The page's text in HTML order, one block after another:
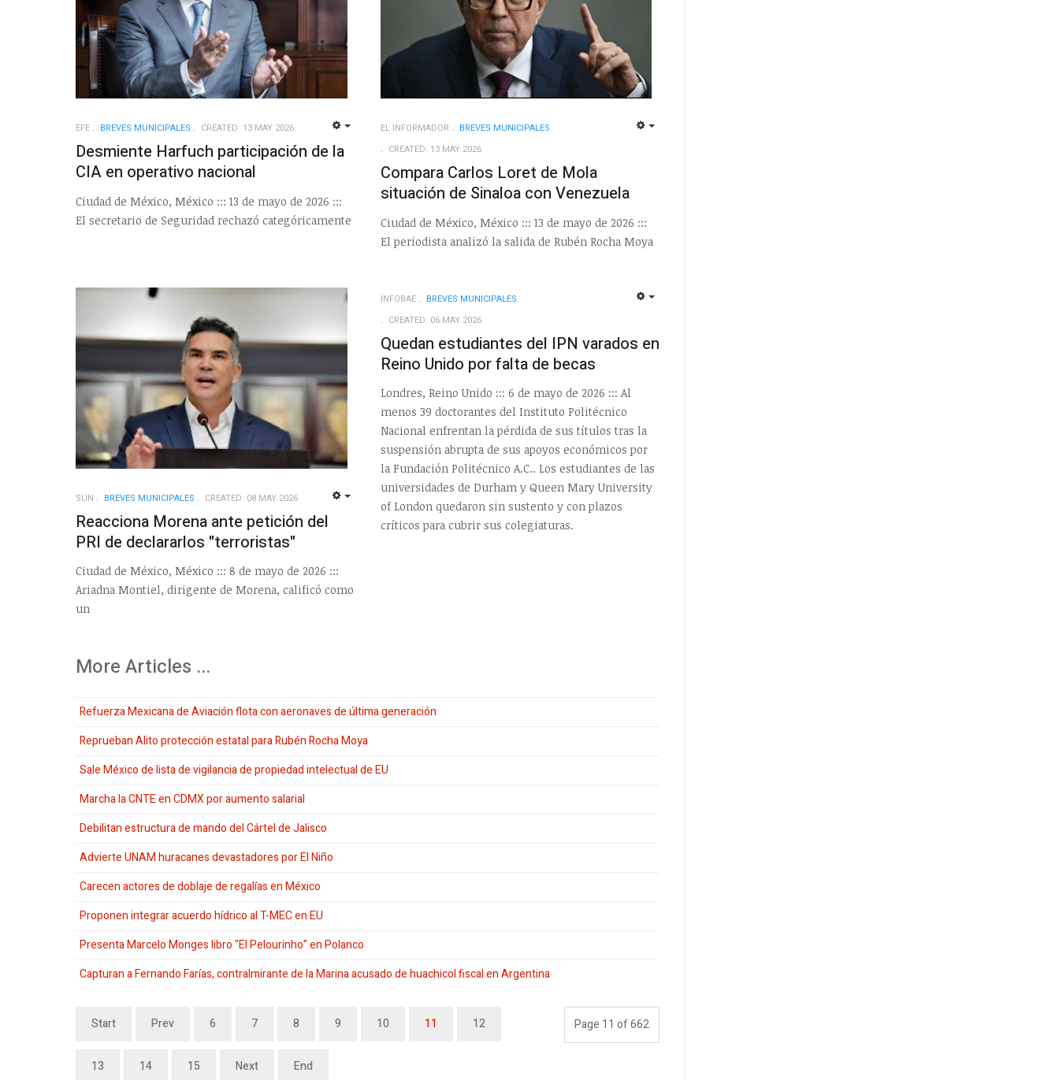
EFE BREVES MUNICIPALES CREATED: 13 MAY 2026
Desmiente Harfuch participación de la
CIA en operativo nacional
Ciudad de México, México ::: 13 de mayo de 2026 :::
El secretario de Seguridad rechazó categóricamente
EL INFORMADOR
BREVES MUNICIPALES
CREATED: 13 MAY 2026
Compara Carlos Loret de Mola
situación de Sinaloa con Venezuela
Ciudad de México, México ::: 13 de mayo de 2026 :::
El periodista analizó la salida de Rubén Rocha Moya
SUN BREVES MUNICIPALES CREATED: 08 MAY 2026
Reacciona Morena ante petición del
PRI de declararlos "terroristas"
Ciudad de México, México ::: 8 de mayo de 2026 :::
Ariadna Montiel, dirigente de Morena, calificó como
un
INFOBAE
BREVES MUNICIPALES
CREATED: 06 MAY 2026
Quedan estudiantes del IPN varados en
Reino Unido por falta de becas
Londres, Reino Unido ::: 6 de mayo de 2026 ::: Al
menos 39 doctorantes del Instituto Politécnico
Nacional enfrentan la pérdida de sus títulos tras la
suspensión abrupta de sus apoyos económicos por
la Fundación Politécnico A.C.. Los estudiantes de las
universidades de Durham y Queen Mary University
of London quedaron sin sustento y con plazos
críticos para cubrir sus colegiaturas.
More Articles ...
Refuerza Mexicana de Aviación flota con aeronaves de última generación
Reprueban Alito protección estatal para Rubén Rocha Moya
Sale México de lista de vigilancia de propiedad intelectual de EU
Marcha la CNTE en CDMX por aumento salarial
Debilitan estructura de mando del Cártel de Jalisco
Advierte UNAM huracanes devastadores por El Niño
Carecen actores de doblaje de regalías en México
Proponen integrar acuerdo hídrico al T-MEC en EU
Presenta Marcelo Monges libro "El Pelourinho" en Polanco
Capturan a Fernando Farías, contralmirante de la Marina acusado de huachicol fiscal en Argentina
Page 11 of 662
Start Prev 6 7 8 9 10 11 12
13 14 15 Next End